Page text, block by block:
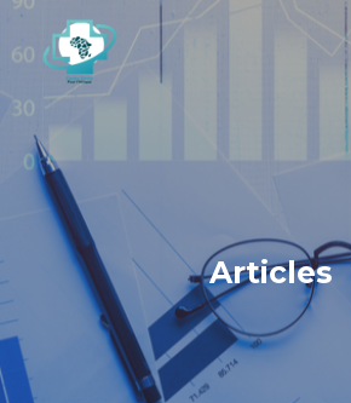
Articles